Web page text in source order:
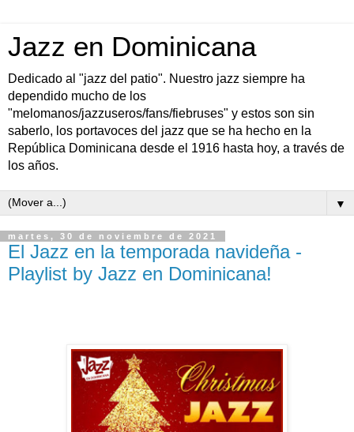
Jazz en Dominicana
Dedicado al "jazz del patio". Nuestro jazz siempre ha
dependido mucho de los
"melomanos/jazzuseros/fans/fiebruses" y estos son sin
saberlo, los portavoces del jazz que se ha hecho en la
República Dominicana desde el 1916 hasta hoy, a través de
los años.
▼
martes, 30 de noviembre de 2021
El Jazz en la temporada navideña -
Playlist by Jazz en Dominicana!